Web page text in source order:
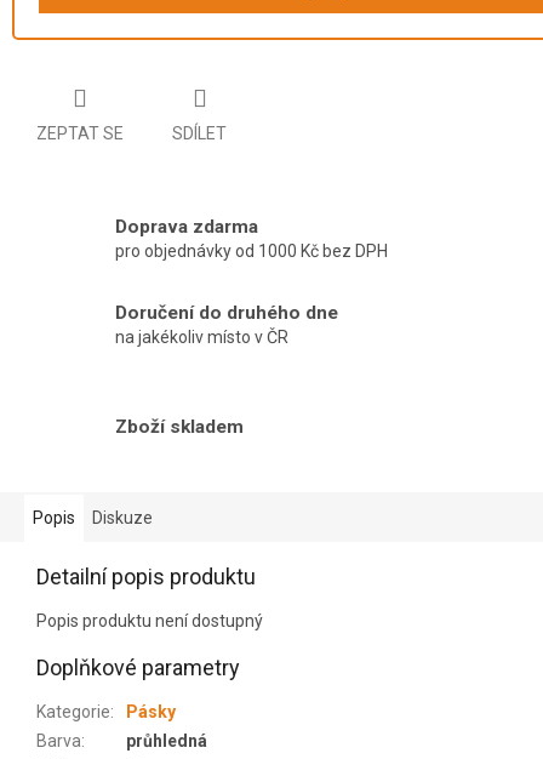
ZEPTAT SE SDÍLET
Doprava zdarma
pro objednávky od 1000 Kč bez DPH
Doručení do druhého dne
na jakékoliv místo v ČR
Zboží skladem
Popis Diskuze
Detailní popis produktu
Popis produktu není dostupný
Doplňkové parametry
Kategorie:
Pásky
Barva:
průhledná